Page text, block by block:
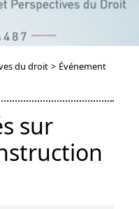
du droit > Événement
sur